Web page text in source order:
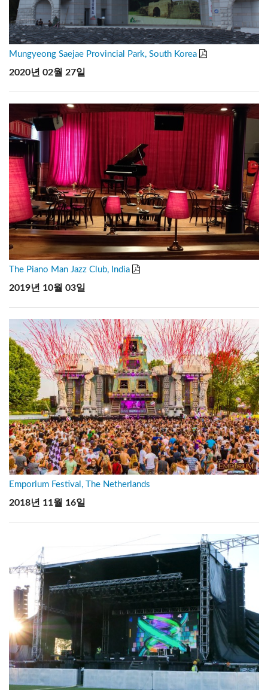
Mungyeong Saejae Provincial Park, South Korea
2020년 02월 27일
The Piano Man Jazz Club, India
2019년 10월 03일
Emporium Festival, The Netherlands
2018년 11월 16일